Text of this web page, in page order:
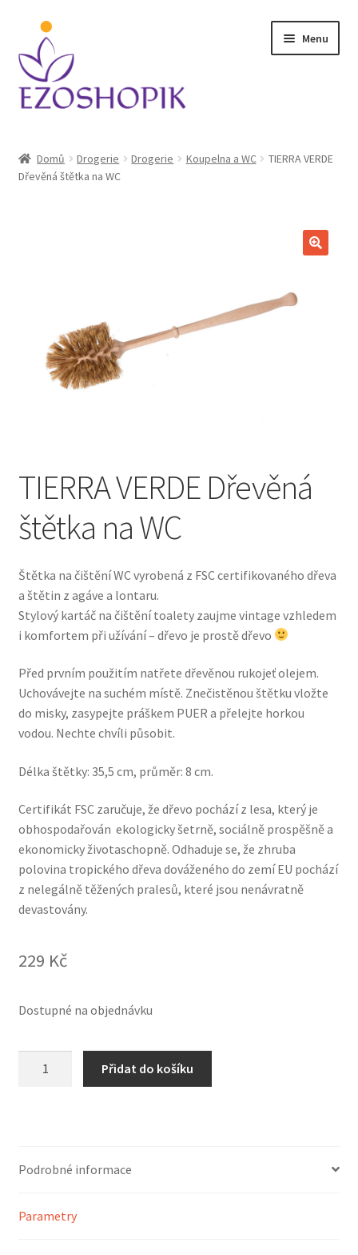
Přeskočit
navigaci
Přejít
obsahu
webu
Menu
Kontakt
Ochrana osobních údajů
Pokladna
Domů Drogerie Drogerie Koupelna a WC
TIERRA VERDE
Dřevěná štětka na WC
TIERRA VERDE Dřevěná
štětka na WC
Štětka na čištění WC vyrobená z FSC certifikovaného dřeva
a štětin z agáve a lontaru.
Stylový kartáč na čištění toalety zaujme vintage vzhledem
i komfortem při užívání – dřevo je prostě dřevo
Před prvním použitím natřete dřevěnou rukojeť olejem.
Uchovávejte na suchém místě. Znečistěnou štětku vložte
do misky, zasypejte práškem PUER a přelejte horkou
vodou. Nechte chvíli působit.
Délka štětky: 35,5 cm, průměr: 8 cm.
Certifikát FSC zaručuje, že dřevo pochází z lesa, který je
obhospodařován ekologicky šetrně, sociálně prospěšně a
ekonomicky životaschopně. Odhaduje se, že zhruba
polovina tropického dřeva dováženého do zemí EU pochází
z nelegálně těžených pralesů, které jsou nenávratně
devastovány.
229 Kč
Dostupné na objednávku
Přidat do košíku
Podrobné informace
Parametry